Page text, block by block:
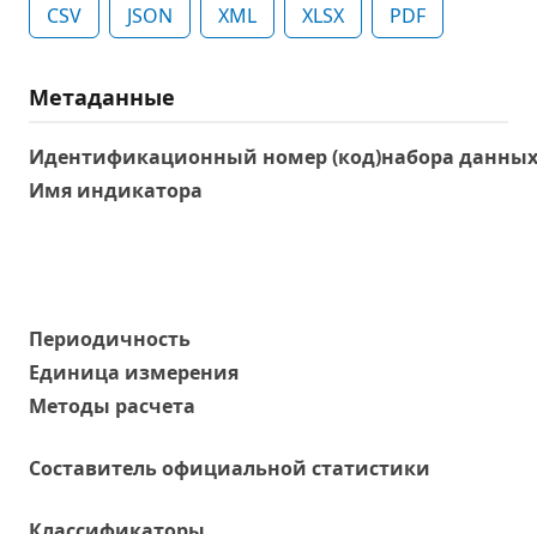
CSV JSON XML XLSX PDF
Метаданные
Идентификационный номер (код)набора данных
Имя индикатора
Периодичность
Единица измерения
Методы расчета
Составитель официальной статистики